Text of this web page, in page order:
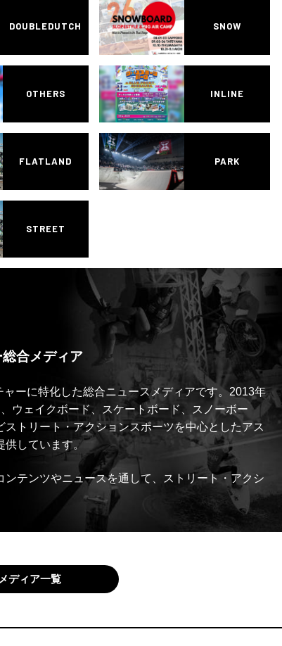
DOUBLEDUTCH SNOW
OTHERS INLINE
FLATLAND PARK
STREET
合メディア
ーに特化した総合ニュースメディアです。2013年
ウェイクボード、スケートボード、スノーボー
トリート・アクションスポーツを中心としたアス
供しています。
テンツやニュースを通して、ストリート・アクシ
ディア一覧